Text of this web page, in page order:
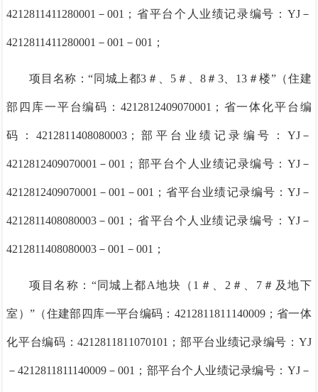
4212811411280001－001 ；省平台个人业绩记录编号：YJ－
4212811411280001－001－001 ；
项目名称：“同城上都3＃、5＃、8＃3、13＃楼”（住建
部四库一平台编码： 4212812409070001；省一体化平台编
码：4212811408080003；部平台业绩记录编号： YJ－
4212812409070001－001；部平台个人业绩记录编号：YJ－
4212812409070001－001－001；省平台业绩记录编号： YJ－
4212811408080003－001 ；省平台个人业绩记录编号：YJ－
4212811408080003－001－001；
项目名称： “同城上都A地块（1＃、2＃、7＃及地下
室）” （住建部四库一平台编码： 4212811811140009；省一体
化平台编码：4212811811070101；部平台业绩记录编号： YJ
－4212811811140009－001 ；部平台个人业绩记录编号：YJ－